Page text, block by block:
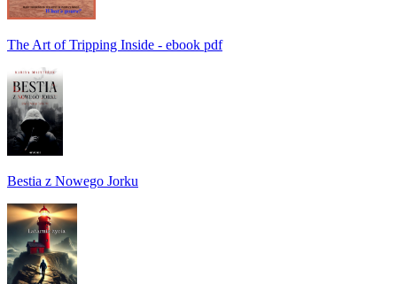
The Art of Tripping Inside - ebook pdf
Bestia z Nowego Jorku